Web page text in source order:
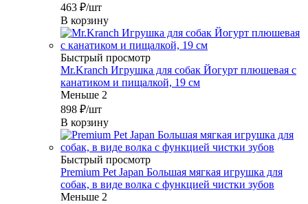
463 ₽/шт
В корзину
Быстрый просмотр
Mr.Kranch Игрушка для собак Йогурт плюшевая с
канатиком и пищалкой, 19 см
Меньше 2
898 ₽/шт
В корзину
Быстрый просмотр
Premium Pet Japan Большая мягкая игрушка для
собак, в виде волка с функцией чистки зубов
Меньше 2